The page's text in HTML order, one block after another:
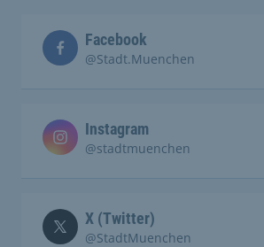
Facebook
@Stadt.Muenchen
Instagram
@stadtmuenchen
X (Twitter)
@StadtMuenchen